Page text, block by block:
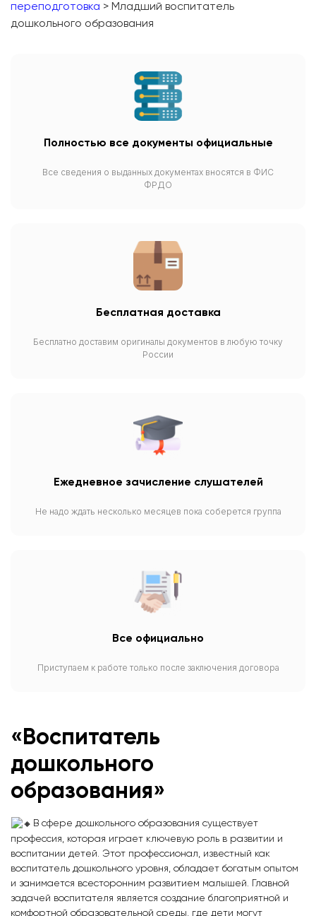
переподготовка > Младший воспитатель
дошкольного образования
Полностью все документы официальные
Все сведения о выданных документах вносятся в ФИС
ФРДО
Бесплатная доставка
Бесплатно доставим оригиналы документов в любую точку
России
Ежедневное зачисление слушателей
Не надо ждать несколько месяцев пока соберется группа
Все официально
Приступаем к работе только после заключения договора
«Воспитатель
дошкольного
образования»
В сфере дошкольного образования существует
профессия, которая играет ключевую роль в развитии и
воспитании детей. Этот профессионал, известный как
воспитатель дошкольного уровня, обладает богатым опытом
и занимается всесторонним развитием малышей. Главной
задачей воспитателя является создание благоприятной и
комфортной образовательной среды, где дети могут